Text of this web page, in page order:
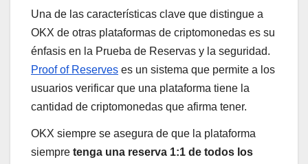
Una de las características clave que distingue a
OKX de otras plataformas de criptomonedas es su
énfasis en la Prueba de Reservas y la seguridad.
Proof of Reserves es un sistema que permite a los
usuarios verificar que una plataforma tiene la
cantidad de criptomonedas que afirma tener.
OKX siempre se asegura de que la plataforma
siempre tenga una reserva 1:1 de todos los